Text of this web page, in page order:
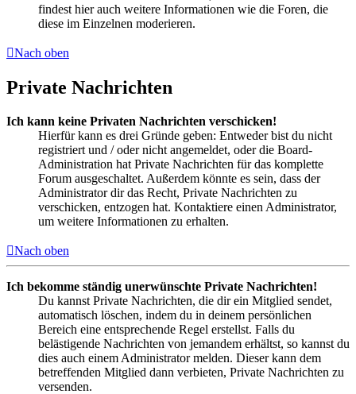
findest hier auch weitere Informationen wie die Foren, die
diese im Einzelnen moderieren.
Nach oben
Private Nachrichten
Ich kann keine Privaten Nachrichten verschicken!
Hierfür kann es drei Gründe geben: Entweder bist du nicht
registriert und / oder nicht angemeldet, oder die Board-
Administration hat Private Nachrichten für das komplette
Forum ausgeschaltet. Außerdem könnte es sein, dass der
Administrator dir das Recht, Private Nachrichten zu
verschicken, entzogen hat. Kontaktiere einen Administrator,
um weitere Informationen zu erhalten.
Nach oben
Ich bekomme ständig unerwünschte Private Nachrichten!
Du kannst Private Nachrichten, die dir ein Mitglied sendet,
automatisch löschen, indem du in deinem persönlichen
Bereich eine entsprechende Regel erstellst. Falls du
belästigende Nachrichten von jemandem erhältst, so kannst du
dies auch einem Administrator melden. Dieser kann dem
betreffenden Mitglied dann verbieten, Private Nachrichten zu
versenden.